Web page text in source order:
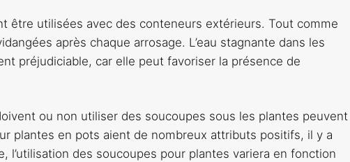
être utilisées avec des conteneurs extérieurs. Tout comme
après chaque arrosage. L’eau stagnante dans les
préjudiciable, car elle peut favoriser la présence de
ou non utiliser des soucoupes sous les plantes peuvent
plantes en pots aient de nombreux attributs positifs, il y a
l’utilisation des soucoupes pour plantes variera en fonction